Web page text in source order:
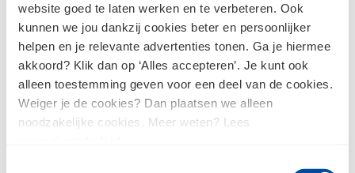
website goed te laten werken en te verbeteren. Ook
kunnen we jou dankzij cookies beter en persoonlijker
helpen en je relevante advertenties tonen. Ga je hiermee
akkoord? Klik dan op ‘Alles accepteren’. Je kunt ook
alleen toestemming geven voor een deel van de cookies.
Weiger je de cookies? Dan plaatsen we alleen
noodzakelijke cookies. Meer weten? Lees
Let op: deze oorbel kan niet worden
gecombineerd met een van onze Oorbedels.